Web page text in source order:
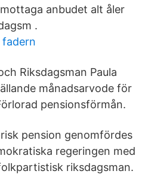
anbudet alt åler
.
Riksdagsman Paula
månadsarvode för
pensionsförmån.
pension genomfördes
regeringen med
riksdagsman.